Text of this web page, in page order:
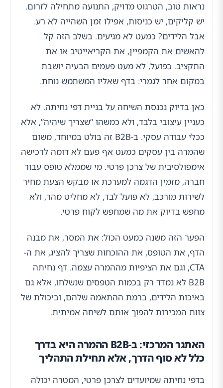
נראות טוב, הטרגוט מדויק, התנועה מתחילה לזרום.
יש קליקים, יש כניסות, אפילו זמן השהייה לא רע.
אבל הלידים? כמעט לא מגיעים. בשלב הזה קל
להאשים את הקמפיין, את הקריאייטיב או את
התקציב. בפועל, לא מעט פעמים הבעיה יושבת
במקום אחר לגמרי: בדף שאליו המשתמש נוחת.
כאן בדיוק נכנסת השיחה על בניית דפי נחיתה. לא
כעניין עיצובי בלבד, ולא כמשהו “שצריך שיהיה”, אלא
ככלי עבודה עסקי. ב-B2B זה בולט במיוחד, משום
שהמרה בין עסקים כמעט אף פעם לא דומה לרכישה
אימפולסיבית של צרכן פרטי. מי שממלא טופס עבור
חברה, מזמין הדגמה למערכת או מבקש הצעת מחיר
לשירות מורכב, לא פועל לבד, לא מחליט מהר, ולא
מחפש בדיוק את מה שמחפש לקוח פרטי.
הפער הזה משנה כמעט הכול: את המסר, את מבנה
הדף, את הטופס, את ההוכחות שצריך להציג, את ה-
CTA, וגם את הציפיות מההמרה עצמה. דף נחיתה
B2B לא נמדד רק בכמות הטפסים שנשלחו, אלא גם
באיכות הלידים, ברמת ההתאמה שלהם, וביכולת של
צוות המכירות להפוך אותם לשיחה אמיתית.
האתגר המרכזי: ב-B2B ההמרה היא בדרך
כלל לא סוף הדרך, אלא תחילת התהליך
בדפי נחיתה שמיועדים לצרכן פרטי, המטרה יכולה